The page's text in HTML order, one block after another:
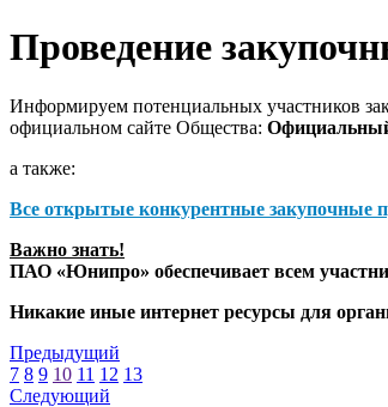
Проведение
Информируем потенциальных участников
официальном сайте Общества:
а также:
Все открытые конкурентные закупочные
Важно знать!
ПАО «Юнипро» обеспечивает всем
Никакие иные интернет ресурсы для
Предыдущий
7 8 9 10 11 12 13
Следующий